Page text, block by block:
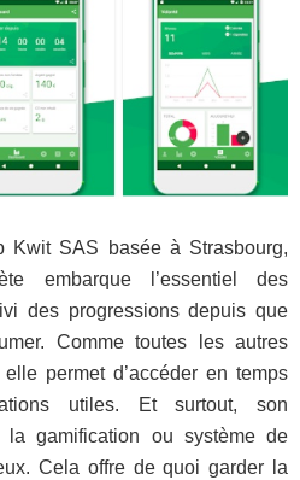
Kwit SAS basée à Strasbourg,
embarque l’essentiel des
des progressions depuis que
Comme toutes les autres
permet d’accéder en temps
utiles. Et surtout, son
la gamification ou système de
Cela offre de quoi garder la